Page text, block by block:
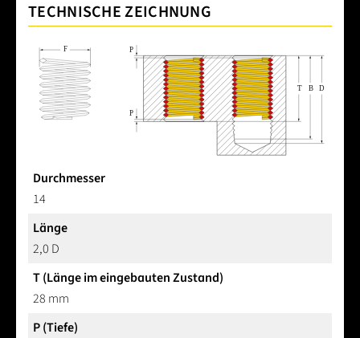
TECHNISCHE ZEICHNUNG
Durchmesser
14
Länge
2,0 D
T (Länge im eingebauten Zustand)
28 mm
P (Tiefe)